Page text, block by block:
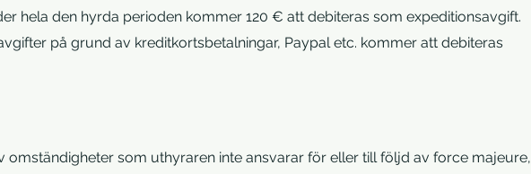
hela den hyrda perioden kommer 120 € att debiteras som expeditionsavgift.
på grund av kreditkortsbetalningar, Paypal etc. kommer att debiteras
omständigheter som uthyraren inte ansvarar för eller till följd av force majeure,